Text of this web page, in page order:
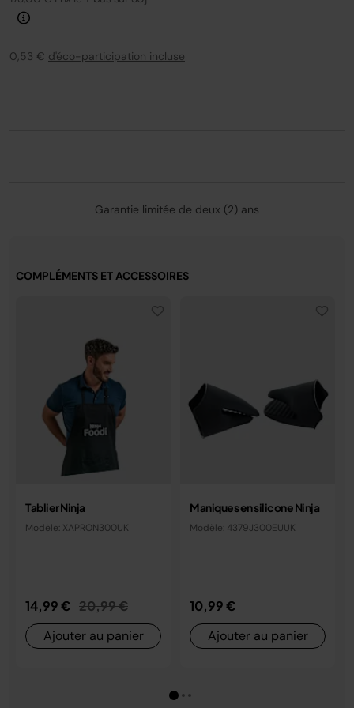
0,53 € d'éco-participation incluse
Garantie limitée de deux (2) ans
COMPLÉMENTS ET ACCESSOIRES
Tablier Ninja
Modèle: XAPRON300UK
14,99 € Prix réduit de
20,99 €au
Ajouter au panier
Maniques en silicone Ninja
Modèle: 4379J300EUUK
10,99 €
Ajouter au panier